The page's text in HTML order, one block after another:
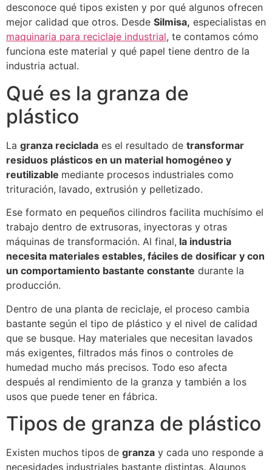
desconoce qué tipos existen y por qué algunos ofrecen
mejor calidad que otros. Desde Silmisa, especialistas en
maquinaria para reciclaje industrial, te contamos cómo
funciona este material y qué papel tiene dentro de la
industria actual.
Qué es la granza de
plástico
La granza reciclada es el resultado de transformar
residuos plásticos en un material homogéneo y
reutilizable mediante procesos industriales como
trituración, lavado, extrusión y pelletizado.
Ese formato en pequeños cilindros facilita muchísimo el
trabajo dentro de extrusoras, inyectoras y otras
máquinas de transformación. Al final, la industria
necesita materiales estables, fáciles de dosificar y con
un comportamiento bastante constante durante la
producción.
Dentro de una planta de reciclaje, el proceso cambia
bastante según el tipo de plástico y el nivel de calidad
que se busque. Hay materiales que necesitan lavados
más exigentes, filtrados más finos o controles de
humedad mucho más precisos. Todo eso afecta
después al rendimiento de la granza y también a los
usos que puede tener en fábrica.
Tipos de granza de plástico
Existen muchos tipos de granza y cada uno responde a
necesidades industriales bastante distintas. Algunos